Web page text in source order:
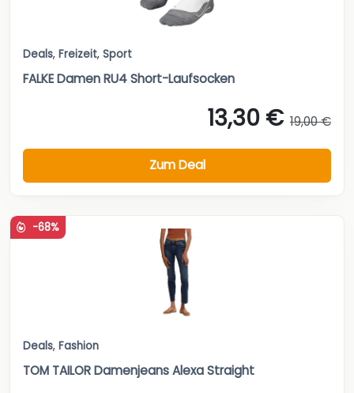
Deals, Freizeit, Sport
FALKE Damen RU4 Short-Laufsocken
13,30 € 19,00 €
Zum Deal
-68%
Deals, Fashion
TOM TAILOR Damenjeans Alexa Straight